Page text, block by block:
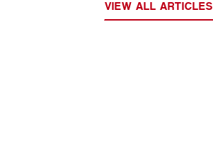
VIEW ALL ARTICLES